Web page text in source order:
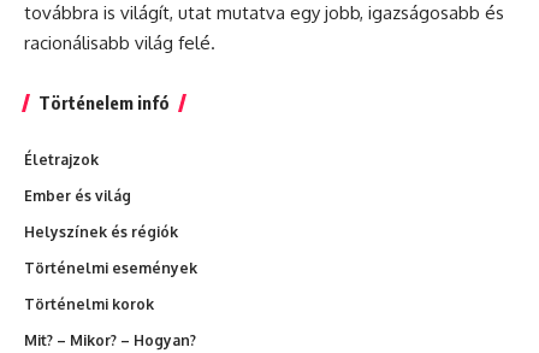
továbbra is világít, utat mutatva egy jobb, igazságosabb és
racionálisabb világ felé.
Történelem infó
Életrajzok
Ember és világ
Helyszínek és régiók
Történelmi események
Történelmi korok
Mit? – Mikor? – Hogyan?